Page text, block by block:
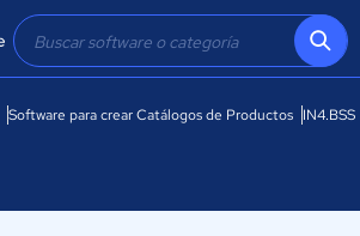
Software para crear Catálogos de Productos IN4.BSS